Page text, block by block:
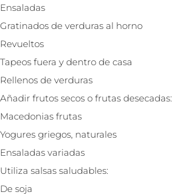
Ensaladas
Gratinados de verduras al horno
Revueltos
Tapeos fuera y dentro de casa
Rellenos de verduras
Añadir frutos secos o frutas desecadas:
Macedonias frutas
Yogures griegos, naturales
Ensaladas variadas
Utiliza salsas saludables:
De soja